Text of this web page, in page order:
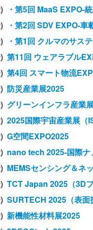
・第5回 MaaS EXPO-
・第2回 SDV EXPO-
・第1回 クルマのサス
第11回 ウェアラブル
第4回 スマート物流
防災産業展2025
グリーンインフラ産業
2025国際宇宙産業展（
G空間EXPO2025
nano tech 2025-国際ナ
MEMSセンシング＆ネ
TCT Japan 2025（3D
SURTECH 2025（表面
新機能性材料展2025